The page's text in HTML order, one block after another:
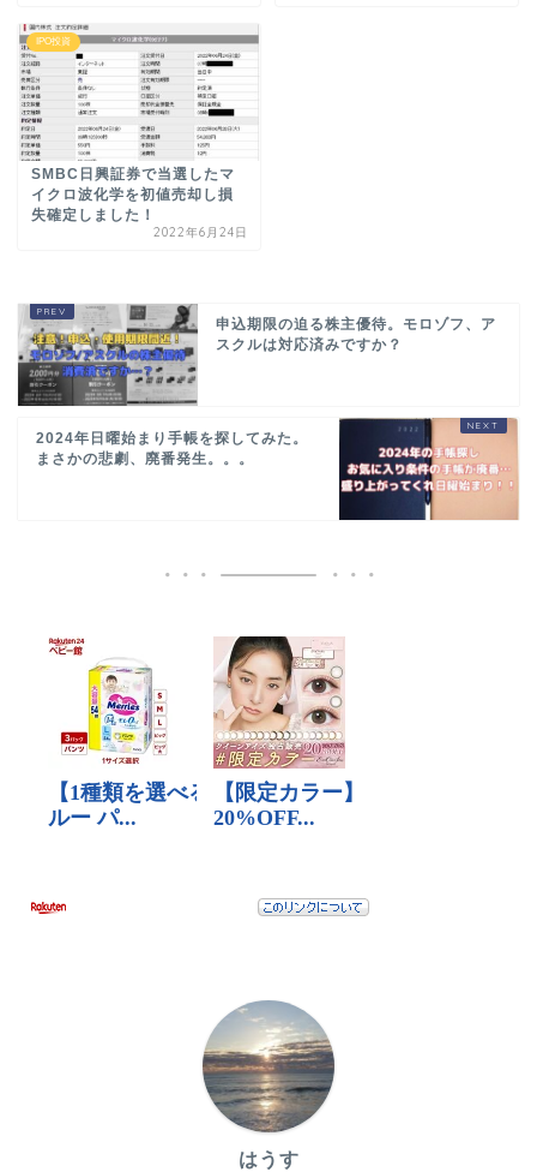
IPO投資
SMBC日興証券で当選したマ
イクロ波化学を初値売却し損
失確定しました！
2022年6月24日
申込期限の迫る株主優待。モロゾフ、ア
スクルは対応済みですか？
2024年日曜始まり手帳を探してみた。
まさかの悲劇、廃番発生。。。
はうす